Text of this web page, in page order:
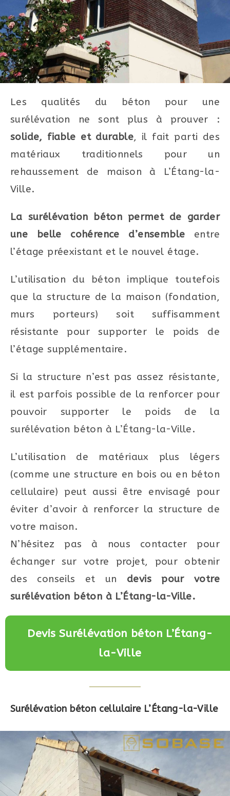
Les qualités du béton pour une
surélévation ne sont plus à prouver :
solide, fiable et durable, il fait parti des
matériaux traditionnels pour un
rehaussement de maison à L’Étang-la-
Ville.
La surélévation béton permet de garder
une belle cohérence d’ensemble entre
l’étage préexistant et le nouvel étage.
L’utilisation du béton implique toutefois
que la structure de la maison (fondation,
murs porteurs) soit suffisamment
résistante pour supporter le poids de
l’étage supplémentaire.
Si la structure n’est pas assez résistante,
il est parfois possible de la renforcer pour
pouvoir supporter le poids de la
surélévation béton à L’Étang-la-Ville.
L’utilisation de matériaux plus légers
(comme une structure en bois ou en béton
cellulaire) peut aussi être envisagé pour
éviter d’avoir à renforcer la structure de
votre maison.
N’hésitez pas à nous contacter pour
échanger sur votre projet, pour obtenir
des conseils et un devis pour votre
surélévation béton à L’Étang-la-Ville.
Devis Surélévation béton L’Étang-
la-Ville
Surélévation béton cellulaire L’Étang-la-Ville